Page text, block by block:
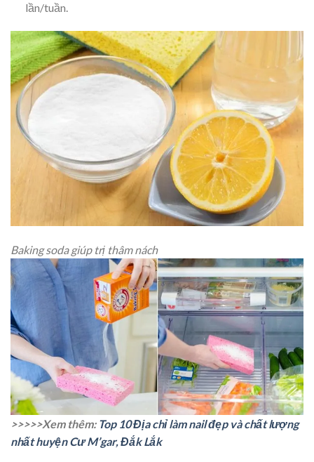
lần/tuần.
Baking soda giúp trị thâm nách
>>>>>Xem thêm: Top 10 Địa chỉ làm nail đẹp và chất lượng
nhất huyện Cư M’gar, Đắk Lắk